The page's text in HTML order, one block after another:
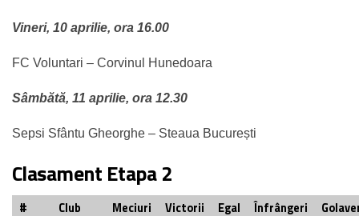
Vineri, 10 aprilie, ora 16.00
FC Voluntari – Corvinul Hunedoara
Sâmbătă, 11 aprilie, ora 12.30
Sepsi Sfântu Gheorghe – Steaua București
Clasament Etapa 2
# Club Meciuri Victorii Egal Înfrângeri